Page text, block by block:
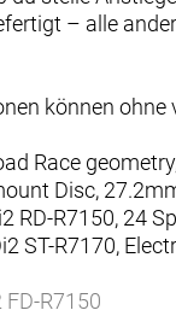
– alle
können
Race
Disc,
RD-R7150, 24
ST-R7170,
R7150